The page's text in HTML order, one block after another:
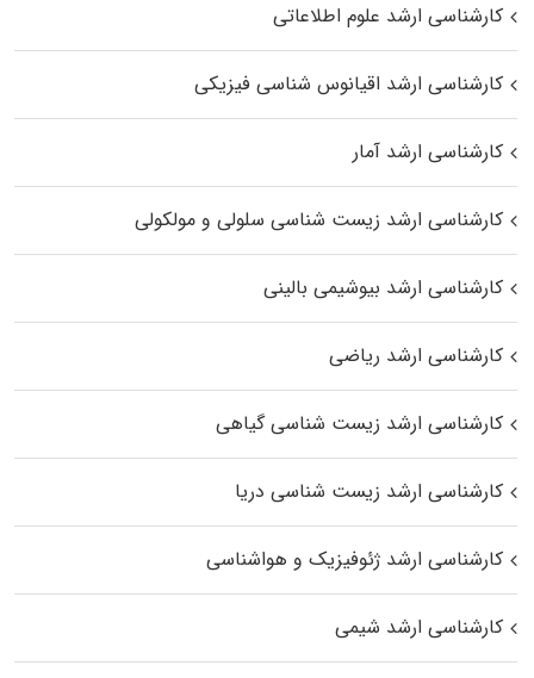
کارشناسی ارشد علوم اطلاعاتی
کارشناسی ارشد اقیانوس‌ شناسی فیزیکی
کارشناسی ارشد آمار
کارشناسی ارشد زیست شناسی سلولی و مولکولی
کارشناسی ارشد بیوشیمی بالینی
کارشناسی ارشد ریاضی
کارشناسی ارشد زیست‌ شناسی گیاهی
کارشناسی ارشد زیست‌ شناسی دریا
کارشناسی ارشد ژئوفیزیک و هواشناسی
کارشناسی ارشد شیمی